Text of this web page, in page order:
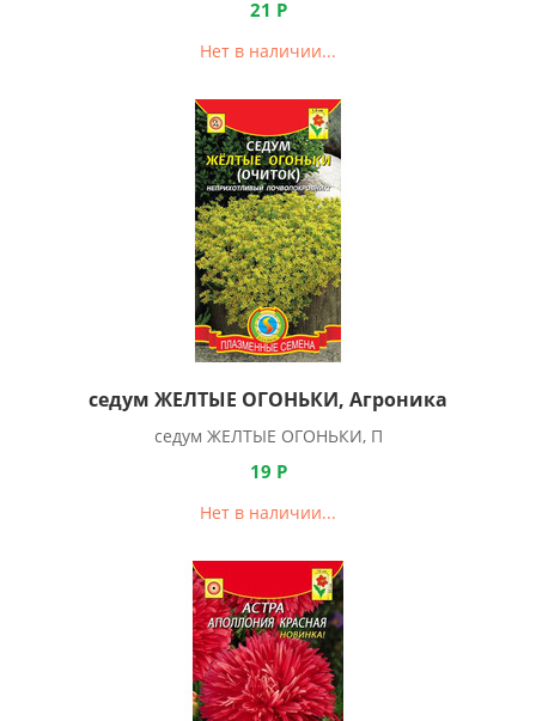
21 Р
Нет в наличии...
седум ЖЕЛТЫЕ ОГОНЬКИ, Агроника
седум ЖЕЛТЫЕ ОГОНЬКИ, П
19 Р
Нет в наличии...